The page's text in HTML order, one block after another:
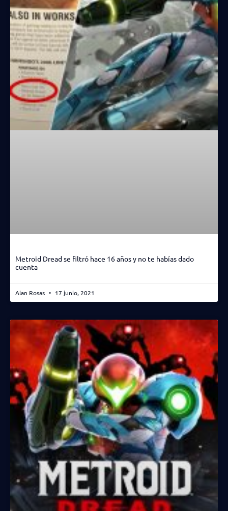
Metroid Dread se filtró hace 16 años y no te habías dado
cuenta
Alan Rosas 17 junio, 2021